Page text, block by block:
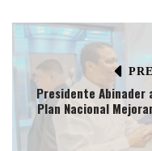
Presidente Abinader
Plan Nacional